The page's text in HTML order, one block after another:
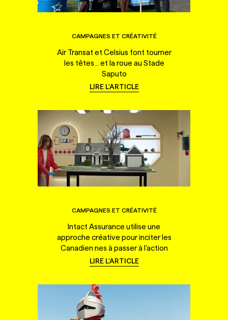
CAMPAGNES ET CRÉATIVITÉ
Air Transat et Celsius font tourner
les têtes... et la roue au Stade
Saputo
LIRE L'ARTICLE
CAMPAGNES ET CRÉATIVITÉ
Intact Assurance utilise une
approche créative pour inciter les
Canadien·nes à passer à l'action
LIRE L'ARTICLE